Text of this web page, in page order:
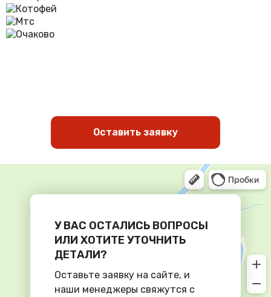
Оставить заявку
У ВАС ОСТАЛИСЬ ВОПРОСЫ
ИЛИ ХОТИТЕ УТОЧНИТЬ
ДЕТАЛИ?
Оставьте заявку на сайте, и
наши менеджеры свяжутся с